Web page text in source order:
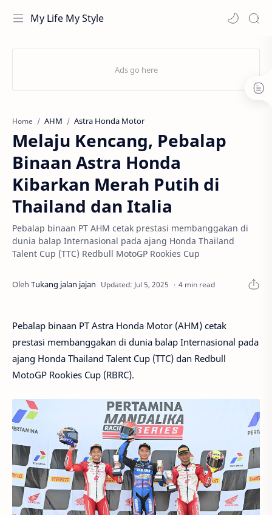
My Life My Style
Home AHM Astra Honda Motor
Melaju Kencang, Pebalap
Binaan Astra Honda
Kibarkan Merah Putih di
Thailand dan Italia
Pebalap binaan PT AHM cetak prestasi membanggakan di
dunia balap Internasional pada ajang Honda Thailand
Talent Cup (TTC) Redbull MotoGP Rookies Cup
4 min read
Pebalap binaan PT Astra Honda Motor (AHM) cetak
prestasi membanggakan di dunia balap Internasional pada
ajang Honda Thailand Talent Cup (TTC) dan Redbull
MotoGP Rookies Cup (RBRC).